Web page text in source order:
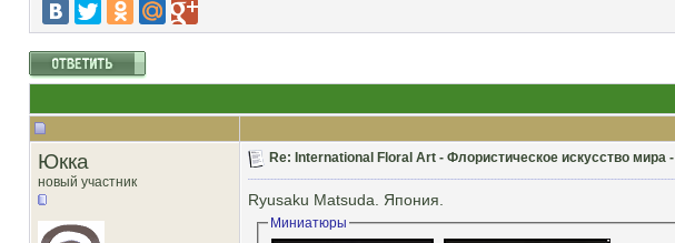
Юкка
новый участник
Re: International Floral Art - Флористическое искусство мира -
Ryusaku Matsuda. Япония.
Миниатюры